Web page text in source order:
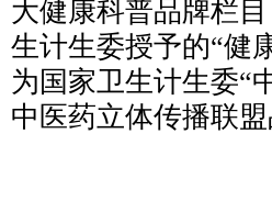
大健康科普品牌栏
生计生委授予的“健
为国家卫生计生委“
中医药立体传播联盟